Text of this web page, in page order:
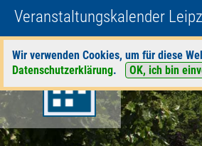
Veranstaltungskalender
Wir verwenden Cookies, um für diese
Datenschutzerklärung. OK, ich bin